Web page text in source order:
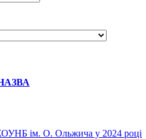
ім. О. Ольжича у 2024 році